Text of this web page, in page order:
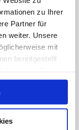
zu Ihrer
Partner für
weiter. Unsere
mit
bereitgestellt
zum